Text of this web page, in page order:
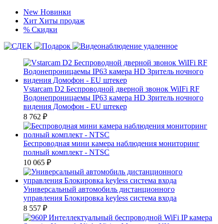
New Новинки
Хит Хиты продаж
% Скидки
Vstarcam D2 Беспроводной дверной звонок WiIFi RF
Водонепроницаемы IP63 камера HD Зритель ночного
видения Домофон - EU штекер
8 762 ₽
Беспроводная мини камера наблюдения мониторинг
полный комплект - NTSC
10 065 ₽
Универсальный автомобиль дистанционного
управления Блокировка keyless система входа
8 557 ₽